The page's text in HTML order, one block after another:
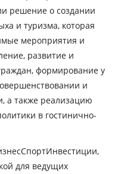
решение о создании
и туризма, которая
мероприятия и
развитие и
формирование у
и
а также реализацию
в гостинично-
для ведущих